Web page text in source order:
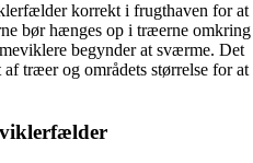
korrekt i frugthaven for at
bør hænges op i træerne omkring
begynder at sværme. Det
træer og områdets størrelse for at